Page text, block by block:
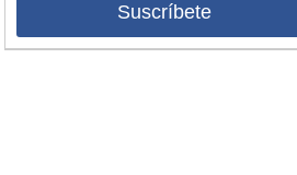
Suscríbete